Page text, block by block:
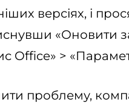
версіях, і
«Оновити
Office» >
проблему,